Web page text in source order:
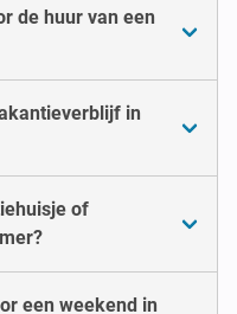
de huur van een
in
of
een weekend in